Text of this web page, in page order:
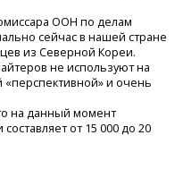
ООН по делам
сейчас в нашей стране
из Северной Кореи.
не используют на
«перспективной» и очень
на данный момент
от 15 000 до 20